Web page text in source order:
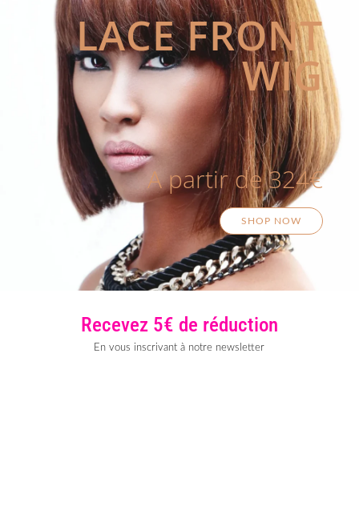
LACE FRONT
WIG
A partir de 324€
SHOP NOW
Recevez 5€ de réduction
En vous inscrivant à notre newsletter